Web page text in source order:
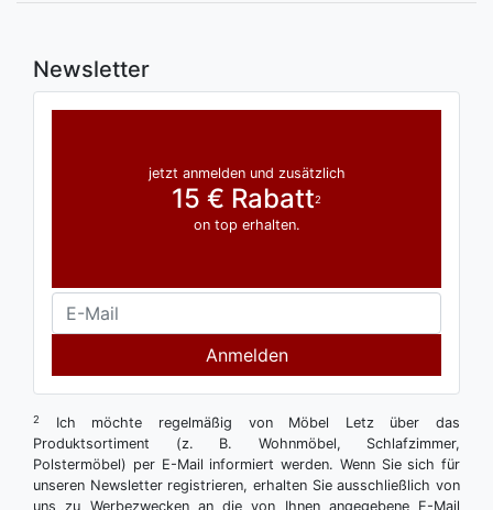
Newsletter
jetzt anmelden und zusätzlich
15 € Rabatt2
on top erhalten.
Anmelden
2
Ich möchte regelmäßig von Möbel Letz über das
Produktsortiment (z. B. Wohnmöbel, Schlafzimmer,
Polstermöbel) per E-Mail informiert werden. Wenn Sie sich für
unseren Newsletter registrieren, erhalten Sie ausschließlich von
uns zu Werbezwecken an die von Ihnen angegebene E-Mail